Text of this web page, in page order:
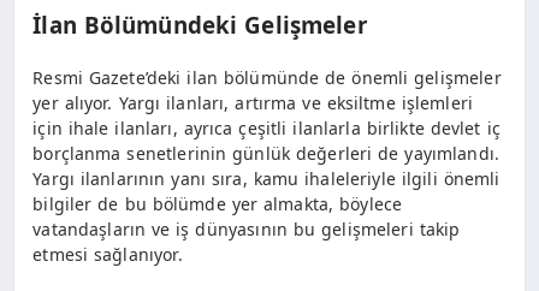
İlan Bölümündeki Gelişmeler
Resmi Gazete’deki ilan bölümünde de önemli gelişmeler
yer alıyor. Yargı ilanları, artırma ve eksiltme işlemleri
için ihale ilanları, ayrıca çeşitli ilanlarla birlikte devlet iç
borçlanma senetlerinin günlük değerleri de yayımlandı.
Yargı ilanlarının yanı sıra, kamu ihaleleriyle ilgili önemli
bilgiler de bu bölümde yer almakta, böylece
vatandaşların ve iş dünyasının bu gelişmeleri takip
etmesi sağlanıyor.